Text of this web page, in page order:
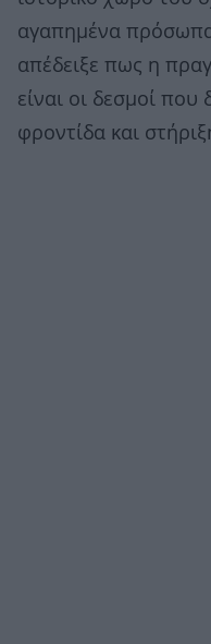
αγαπημένα
απέδειξε πως η
είναι οι δεσμοί
φροντίδα και